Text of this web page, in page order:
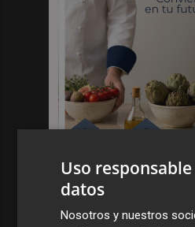
Uso
datos
Nosotros y nuestros